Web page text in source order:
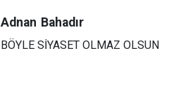
Adnan Bahadır
BÖYLE SİYASET OLMAZ OLSUN